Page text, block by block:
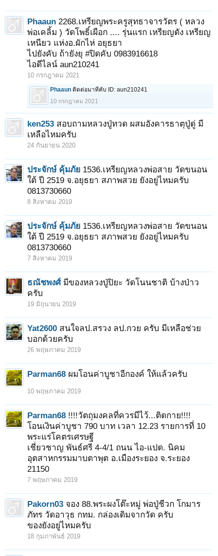
Phaaun 2268.เหรียญพระครูสุทธาจารวัตร ( หลวง
พ่อเคลิ้ม ) วัดโพธิ์เผือก .... รุ่นแรก เหรียญดัง เหรียญ
เหนียว แห่งอ.ผักไห่ อยุธยา
ไปยังคับ ถ้ายังยุ #ปิดคับ 0983916618
ไอดีไลน์ aun210241
10 กรกฎาคม 2021
Phaaun ติดต่อมาทีคับ ID: aun210241
10 กรกฎาคม 2021
ken253 สอบถามหลวงปู่ทวด ผสมอังคารธาตุปู่ดู่ มี
เหลือไหมครับ
24 กันยายน 2020
ประจักษ์ คุ้มภัย 1536.เหรียญหลวงพ่อสาย วัดขนอน
ใต้ ปี 2519 จ.อยุธยา สภาพสวย ยังอยู่ไหมครับ
0813730660
8 สิงหาคม 2019
ประจักษ์ คุ้มภัย 1536.เหรียญหลวงพ่อสาย วัดขนอน
ใต้ ปี 2519 จ.อยุธยา สภาพสวย ยังอยู่ไหมครับ
0813730660
7 สิงหาคม 2019
ธณัชพงศ์ มีของหลวงปู่ปิยะ วัดโนนชาติ บ้างป่าว
ครับ
19 มิถุนายน 2019
Yat2600 สนใจลป.สรวง ลป.กวย ครับ มีเหลือช่วย
บอกด้วยครับ
26 พฤษภาคม 2019
Parman68 ผมโอนค่าบูชาอีกองค์ ให้แล้วครับ
10 พฤษภาคม 2019
Parman68 !!!!วัตถุมงคลที่ควรมีไว้...ติดกาย!!!!
โอนเงินค่าบูชา 790 บาท เวลา 12.23 รายการที่ 10
พระแร่โคตรเศรษฐี
เชี่ยวชาญ พันธ์ศรี 4-4/1 ถนน ไอ-แปด. นิคม
อุตสาหกรรมมาบตาพุต อ.เมืองระยอง จ.ระยอง
21150
7 พฤษภาคม 2019
Pakorn03 จอง 88.พระผงโต๊ะหมู่ พ่อปู่ชีวก โกมาร
ภัทร วัดอาวุธ กทม. กล่องเดิมจากวัด ครับ
ของยังอยู่ไหมครับ
18 กุมภาพันธ์ 2019
1 2